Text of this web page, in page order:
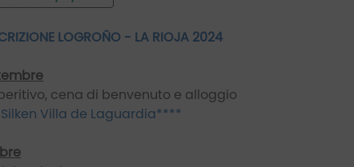
LOGROÑO - LA RIOJA 2024
cena di benvenuto e alloggio
Villa de Laguardia****